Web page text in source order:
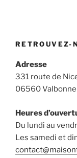
RETROUVEZ-
Adresse
331 route de
06560 Valbonne
Heures
Du lundi au
Les samedi et